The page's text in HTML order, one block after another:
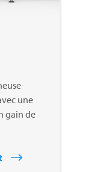
une
gain de